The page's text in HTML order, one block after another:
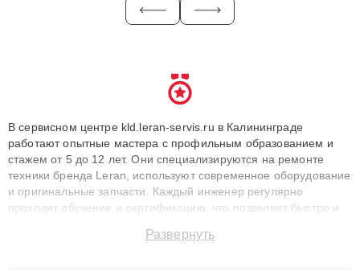
В сервисном центре kld.leran-servis.ru в Калининграде
работают опытные мастера с профильным образованием и
стажем от 5 до 12 лет. Они специализируются на ремонте
техники бренда Leran, используют современное оборудование
и оригинальные запчасти. Каждый инженер регулярно
проходит обучение и сертификацию, что позволяет быстро и
сохранением гарантии до 3 лет. Наши мастера решают
Развернуть